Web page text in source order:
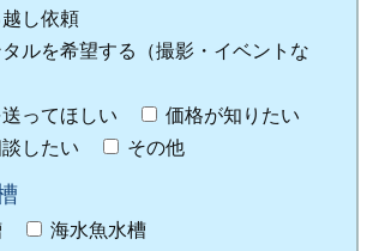
し依頼
ルを希望する（撮影・イベントな
ってほしい
価格が知りたい
したい
その他
海水魚水槽